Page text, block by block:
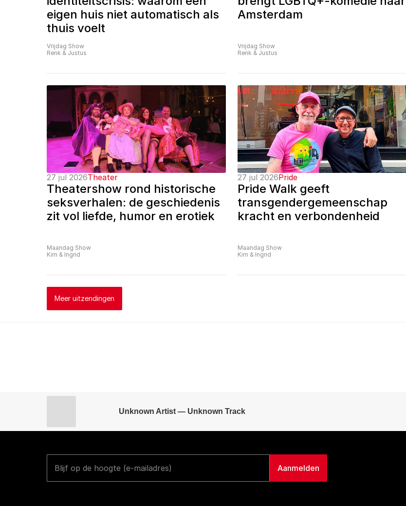
eigen huis niet automatisch als
thuis voelt
Vrijdag Show
Renk & Justus
Amsterdam
Vrijdag Show
Renk & Justus
27 jul 2026Theater
Theatershow rond historische
seksverhalen: de geschiedenis
zit vol liefde, humor en erotiek
Maandag Show
Kim & Ingrid
27 jul 2026Pride
Pride Walk geeft
transgendergemeenschap
kracht en verbondenheid
Maandag Show
Kim & Ingrid
Meer uitzendingen
Unknown Artist — Unknown Track